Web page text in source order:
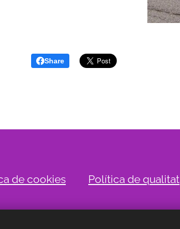
Share
de cookies Política de qualitat